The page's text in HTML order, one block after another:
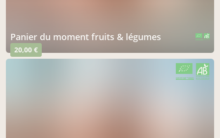
panier du moment fruits & légumes
20,00 €
CERTIFIÉ PAR FR-BIO-01
AGRICULTURE FRANCE